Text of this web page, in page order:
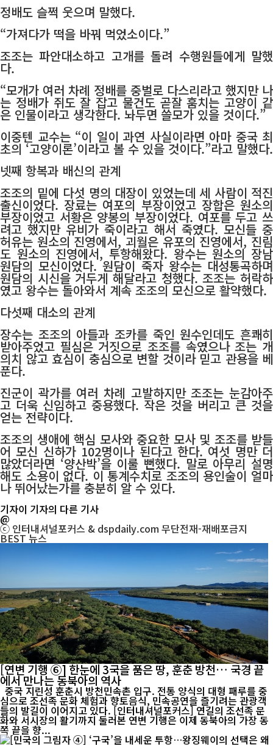
정배도 슬쩍 웃으며 말했다.
“가져다가 떡을 바꿔 먹었소이다.”
조조는 파안대소하고 고개를 돌려 수행원들에게 말했
다.
“모개가 여러 차례 정배를 중벌로 다스리라고 했지만 나
는 정배가 쥐도 잘 잡고 물건도 곧잘 훔치는 고양이 같
은 인물이라고 생각한다. 놔두면 쓸모가 있을 것이다.”
이중텐 교수는 “이 일이 과연 사실이라면 아마 중국 최
초의 ‘고양이론’이라고 볼 수 있을 것이다.”라고 말했다.
넷째 항복과 배신의 관계
조조의 밑에 다섯 명의 대장이 있었는데 세 사람이 적진
출신이었다. 장료는 여포의 부장이었고 장합은 원소의
부장이었고 서황은 양봉의 부장이었다. 여포를 두고 쓰
려고 했지만 유비가 죽이라고 해서 죽였다. 모신들 중
허유는 원소의 진영에서, 괴월은 유포의 진영에서, 진림
도 원소의 진영에서, 투항해왔다. 왕수는 원소의 장남
원담의 모신이었다. 원담이 죽자 왕수는 대성통곡하며
원담의 시신을 거두게 해달라고 청했다. 조조는 허락하
였고 왕수는 돌아와서 계속 조조의 모신으로 활약했다.
다섯째 대소의 관계
장수는 조조의 아들과 조카를 죽인 원수인데도 흔쾌히
받아주었고 필심은 거짓으로 조조를 속였으나 조는 개
의치 않고 효심이 충심으로 변할 것이라 믿고 관용을 베
푼다.
진군이 곽가를 여러 차례 고발하지만 조조는 눈감아주
고 더욱 신임하고 중용했다. 작은 것을 버리고 큰 것을
얻는 전략이다.
조조의 생애에 핵심 모사와 중요한 모사 및 조조를 받들
어 모신 신하가 102명이나 된다고 한다. 여섯 명만 더
많았더라면 ‘양산박’을 이룰 뻔했다. 말로 아무리 설명
해도 소용이 없다. 이 통계수치로 조조의 용인술이 얼마
나 뛰어났는가를 충분히 알 수 있다.
기자이 기자의 다른 기사
@
ⓒ 인터내셔널포커스 & dspdaily.com 무단전재-재배포금지
BEST뉴스
[연변 기행 ⑥] 한눈에 3국을 품은 땅, 훈춘 방천… 국경 끝
에서 만나는 동북아의 역사
심으로 조선족 문화 체험과 향토음식, 민속공연을 즐기려는 관광객
들의 발길이 이어지고 있다. [인터내셔널포커스] 연길의 조선족 문
화와 서시장의 활기까지 둘러본 연변 기행은 이제 동북아의 가장 동
쪽 끝을 향...